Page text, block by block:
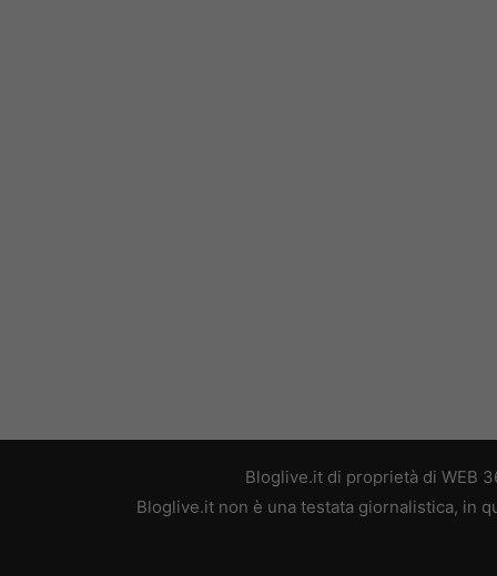
Bloglive.it di proprietà di WEB
Bloglive.it non è una testata giornalistica, in